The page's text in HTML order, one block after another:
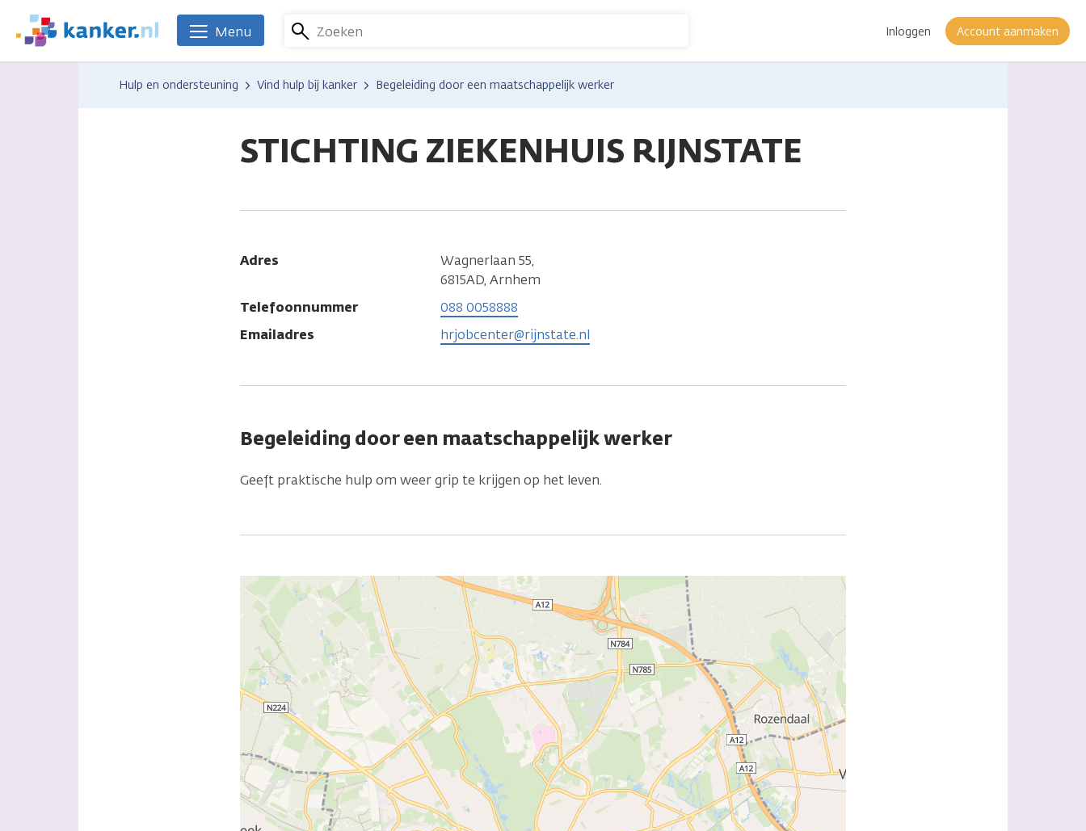
naar
We
zijn
Zoeken Inloggen Account aanmaken
Menu
Hulp en ondersteuning Vind hulp bij kanker Begeleiding door een maatschappelijk werker
STICHTING ZIEKENHUIS RIJNSTATE
Adres
Wagnerlaan 55,
6815AD, Arnhem
Telefoonnummer
088 0058888
Emailadres
hrjobcenter@rijnstate.nl
Begeleiding door een maatschappelijk werker
Geeft praktische hulp om weer grip te krijgen op het leven.